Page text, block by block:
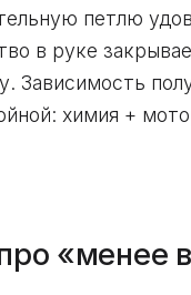
петлю
в руке
Зависимость
химия +
«менее